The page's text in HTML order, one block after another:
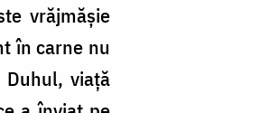
vrăjmășie
în carne nu
viață